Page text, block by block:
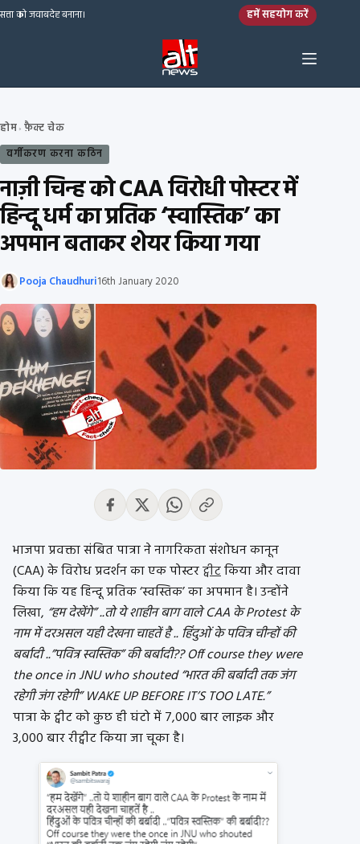
Skip to content
सत्ता को जवाबदेह बनाना। हमें सहयोग करें
होम› फ़ैक्ट चेक
वर्गीकरण करना कठिन
नाज़ी चिन्ह को CAA विरोधी पोस्टर में
हिन्दू धर्म का प्रतिक ‘स्वास्तिक’ का
अपमान बताकर शेयर किया गया
Pooja Chaudhuri16th January 2020
भाजपा प्रवक्ता संबित पात्रा ने नागरिकता संशोधन कानून
(CAA) के विरोध प्रदर्शन का एक पोस्टरट्वीटकिया और दावा
किया कि यह हिन्दू प्रतिक ‘स्वस्तिक’ का अपमान है। उन्होंने
लिखा, “हम देखेंगे” ..तो ये शाहीन बाग वाले CAA के Protest के
नाम में दरअसल यही देखना चाहतें है .. हिंदुओं के पवित्र चीन्हों की
बर्बादी ..”पवित्र स्वस्तिक” की बर्बादी?? Off course they were
the once in JNU who shouted “भारत की बर्बादी तक जंग
रहेगी जंग रहेगी” WAKE UP BEFORE IT’S TOO LATE.”
पात्रा के ट्वीट को कुछ ही घंटो में 7,000 बार लाइक और
3,000 बार रीट्वीट किया जा चूका है।